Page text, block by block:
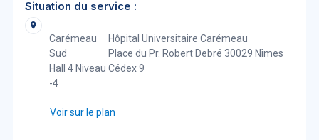
Situation du service :
Carémeau
Sud
Hall 4 Niveau
-4
Hôpital Universitaire Carémeau
Place du Pr. Robert Debré 30029 Nîmes
Cédex 9
Voir sur le plan